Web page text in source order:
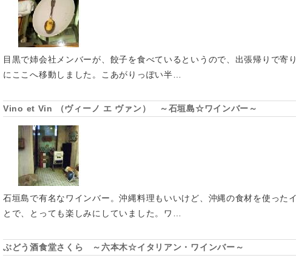
目黒で姉会社メンバーが、餃子を食べているというので、出張帰りで寄
にここへ移動しました。こあがりっぽい半…
Vino et Vin （ヴィーノ エ ヴァン） ～石垣島☆ワインバー～
石垣島で有名なワインバー。沖縄料理もいいけど、沖縄の食材を使った
とで、とっても楽しみにしていました。ワ…
ぶどう酒食堂さくら ～六本木☆イタリアン・ワインバー～